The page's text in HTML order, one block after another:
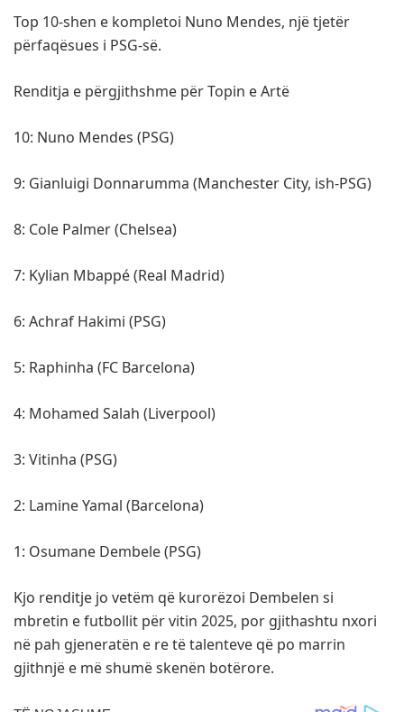
Top 10-shen e kompletoi Nuno Mendes, një tjetër
përfaqësues i PSG-së.
Renditja e përgjithshme për Topin e Artë
10: Nuno Mendes (PSG)
9: Gianluigi Donnarumma (Manchester City, ish-PSG)
8: Cole Palmer (Chelsea)
7: Kylian Mbappé (Real Madrid)
6: Achraf Hakimi (PSG)
5: Raphinha (FC Barcelona)
4: Mohamed Salah (Liverpool)
3: Vitinha (PSG)
2: Lamine Yamal (Barcelona)
1: Osumane Dembele (PSG)
Kjo renditje jo vetëm që kurorëzoi Dembelen si
mbretin e futbollit për vitin 2025, por gjithashtu nxori
në pah gjeneratën e re të talenteve që po marrin
gjithnjë e më shumë skenën botërore.